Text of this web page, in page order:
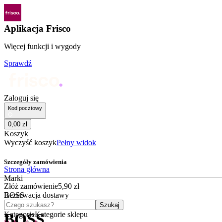
Aplikacja Frisco
Więcej funkcji i wygody
Sprawdź
Zaloguj się
Kod pocztowy
0,00 zł
Koszyk
Wyczyść koszykPełny widok
Szczegóły zamówienia
Złóż zamówienie5,90 zł
Rezerwacja dostawy
Czego szukasz?
Szukaj
KategorieKategorie sklepu
Strona główna
Marki
BOSS